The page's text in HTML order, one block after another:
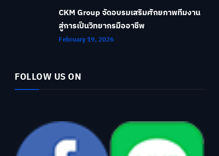
CKM Group จัดอบรมเสริมศักยภาพทีมงาน
สู่การเป็นวิทยากรมืออาชีพ
February 19, 2026
FOLLOW US ON